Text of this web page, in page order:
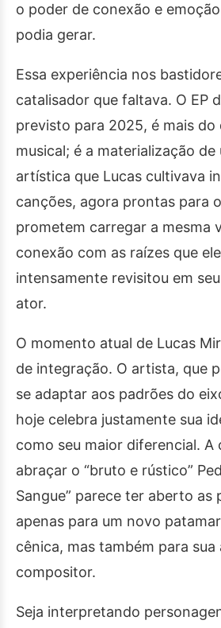
o poder de conexão e
podia gerar.
Essa experiência nos
catalisador que faltava. O EP
previsto para 2025, é mais do
musical; é a materialização de
artística que Lucas cultivava
canções, agora prontas para
prometem carregar a mesma
conexão com as raízes que
intensamente revisitou em
ator.
O momento atual de Lucas
de integração. O artista, que
se adaptar aos padrões do
hoje celebra justamente sua
como seu maior diferencial. A
abraçar o “bruto e rústico”
Sangue” parece ter aberto as
apenas para um novo
cênica, mas também para sua
compositor.
Seja interpretando